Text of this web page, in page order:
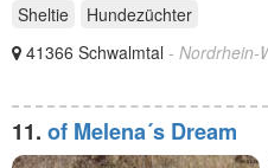
Sheltie
Hundezüchter
41366 Schwalmtal - Nordrhein-
11. of Melena´s Dream